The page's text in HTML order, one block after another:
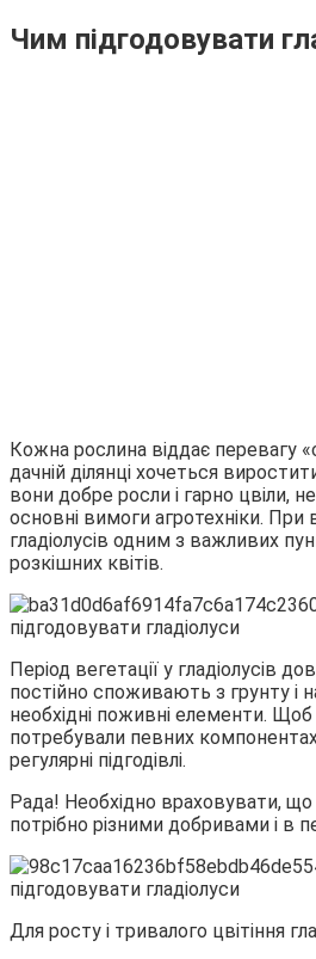
Чим підгодовувати
Кожна рослина віддає перевагу
дачній ділянці хочеться
вони добре росли і гарно цвіли,
основні вимоги агротехніки. При
гладіолусів одним з важливих
розкішних квітів.
Період вегетації у гладіолусів
постійно споживають з грунту і
необхідні поживні елементи. Щоб
потребували певних
регулярні підгодівлі.
Рада! Необхідно враховувати,
потрібно різними добривами і в
Для росту і тривалого цвітіння